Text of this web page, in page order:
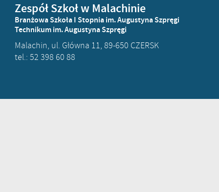
Zespół Szkoł w Malachinie
Branżowa Szkoła I Stopnia im. Augustyna Szpręgi
Technikum im. Augustyna Szpręgi
Malachin, ul. Główna 11, 89-650 CZERSK
tel.: 52 398 60 88